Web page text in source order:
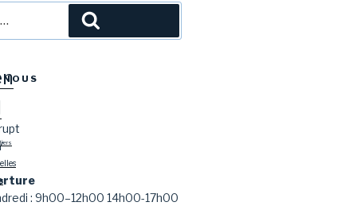
: 9h00–12h00 14h00-17h00